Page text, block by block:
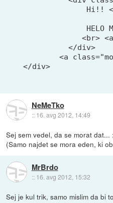
Hi!!
HELO
<br>
          </div>
	<a class="more-toggle" href="#lightbox" >Vec</a>
</div>
NeMeTko
:: 16. avg 2012, 14:49
Sej sem vedel, da se morat dat...
(Samo najdet se mora eden, ki
MrBrdo
:: 16. avg 2012, 15:32
Sej je kul trik, samo mislim da bi